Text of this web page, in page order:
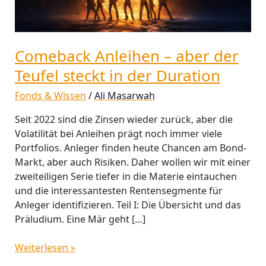
Comeback Anleihen – aber der
Teufel steckt in der Duration
Fonds & Wissen /Ali Masarwah
Seit 2022 sind die Zinsen wieder zurück, aber die
Volatilität bei Anleihen prägt noch immer viele
Portfolios. Anleger finden heute Chancen am Bond-
Markt, aber auch Risiken. Daher wollen wir mit einer
zweiteiligen Serie tiefer in die Materie eintauchen
und die interessantesten Rentensegmente für
Anleger identifizieren. Teil I: Die Übersicht und das
Präludium. Eine Mär geht […]
der
Duration
Weiterlesen »